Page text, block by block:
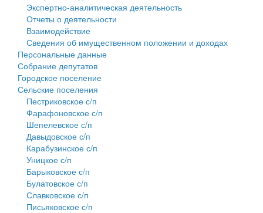
Сельские поселения
Экспертно-аналитическая деятельность
Отчеты о деятельности
Взаимодействие
Сведения об имущественном положении и доходах
Персональные данные
Собрание депутатов
Городское поселение
Сельские поселения
Пестриковское с/п
Фарафоновское с/п
Шепелевское с/п
Давыдовское с/п
Карабузинское с/п
Уницкое с/п
Барыковское с/п
Булатовское с/п
Славковское с/п
Письяковское с/п